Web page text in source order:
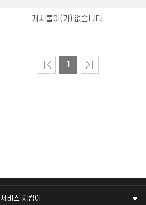
게시물이(가) 없습니다.
1
서비스 지킴이
서비스 지킴이